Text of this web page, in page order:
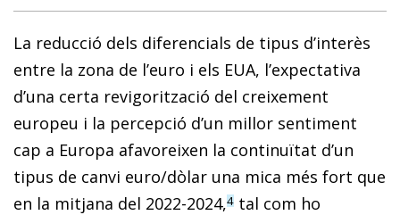
La reducció dels diferencials de tipus d’interès
entre la zona de l’euro i els EUA, l’expectativa
d’una certa revigorització del creixement
europeu i la percepció d’un millor sentiment
cap a Europa afavoreixen la continuïtat d’un
tipus de canvi euro/dòlar una mica més fort que
en la mitjana del 2022-2024,4 tal com ho